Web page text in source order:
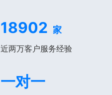
18902 家
近两万客户服务经验
一对一